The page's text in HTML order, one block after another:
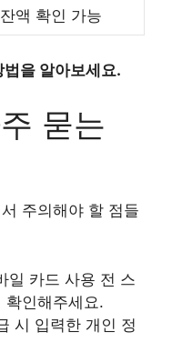
액 확인 가능
을 알아보세요.
묻는
주의해야 할 점들
일 카드 사용 전 스
확인해주세요.
시 입력한 개인 정